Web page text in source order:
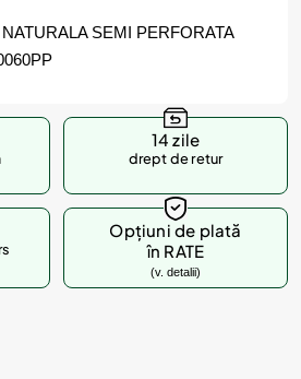
SEMI PERFORATA
14 zile
drept de retur
Opțiuni de plată
în RATE
(v. detalii)